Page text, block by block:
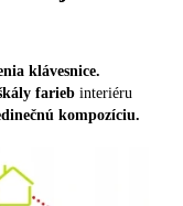
klávesnice.
farieb interiéru
kompozíciu.